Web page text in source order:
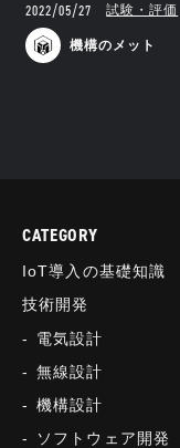
2022/05/27 試験・評価
機構のメット
CATEGORY
IoT導入の基礎知識
技術開発
電気設計
無線設計
機構設計
ソフトウェア開発